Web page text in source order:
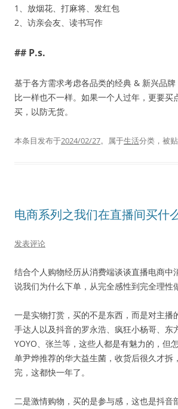
1、放烟花、打麻将、发红包
2、访亲会友、读书写作
## P.s.
基于各方需求考虑各品类的经典 & 新兴品
比一样也不一样。如果一个人过年，更要买
买，以防无货。
本条目发布于2024/02/27。属于生活分类，被
电商系列之我们在直播间买什
发表评论
结合个人购物经历从消费端谈谈直播电商中
说我们为什么下单，从完全感性到完全理性
一是实物打赏，买的不是东西，而是对主播
手达人以及抖音的罗永浩、疯狂小杨哥、东
YOYO、张兰等，这些人都是有魅力的，但
单尹烨推荐的华大益生菌，收货后很久才拆
完，这都快一年了。
二是激情购物，买的是参与感，这也是抖音